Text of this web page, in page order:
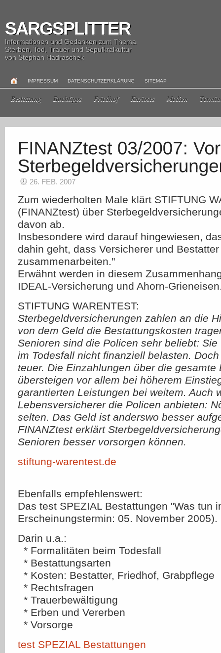
SARGSPLITTER
Informationen und Gedanken zum Thema
Sterben, Tod, Trauer und Sepulkralkultur
von Stephan Hadraschek
IMPRESSUM DATENSCHUTZERKLÄRUNG SITEMAP
Bestattung Buchtipps Friedhof Kurioses Medien
26. FEB. 2007
Zum wiederholten Male klärt STIFTUNG
(FINANZtest) über
davon ab.
Insbesondere wird darauf hingewiesen,
dahin geht, dass Versicherer und Bestatter
zusammenarbeiten."
Erwähnt werden in diesem
IDEAL-Versicherung und Ahorn-
STIFTUNG WARENTEST:
Sterbegeldversicherungen zahlen an die
von dem Geld die Bestattungskosten
Senioren sind die Policen sehr beliebt:
im Todesfall nicht finanziell belasten.
teuer. Die Einzahlungen über die gesamte
übersteigen vor allem bei höherem
garantierten Leistungen bei weitem. Auch
Lebensversicherer die Policen anbieten:
selten. Das Geld ist anderswo besser
FINANZtest erklärt
Senioren besser vorsorgen können.
stiftung-warentest.de
Ebenfalls empfehlenswert:
Das test SPEZIAL Bestattungen "Was tun
Erscheinungstermin: 05. November 2005).
Darin u.a.:
* Formalitäten beim Todesfall
* Bestattungsarten
* Kosten: Bestatter, Friedhof, Grabpflege
* Rechtsfragen
* Trauerbewältigung
* Erben und Vererben
* Vorsorge
test SPEZIAL Bestattungen